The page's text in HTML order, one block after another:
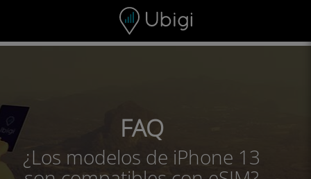
Barra de navegación
FAQ
¿Los modelos de iPhone 13